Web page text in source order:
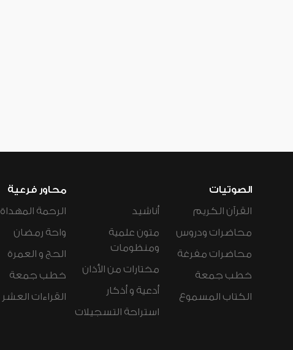
الصوتيات
القرآن الكريم
محاضرات ودروس
محاضرات مفرغة
خطب جمعة
الكتاب المسموع
أناشيد
متون علمية
ومنظومات
مختارات من الأذان
أدعية و أذكار
استراحة التسجيلات
محاور فرعية
الرحمة المهداة
واحة رمضان
الحج و العمرة
خطب جمعة
القراءات العشر